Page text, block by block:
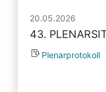
20.05.2026
43.
Plenarprotokoll